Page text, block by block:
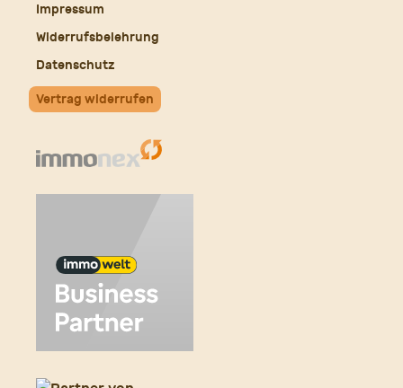
Impressum
Widerrufsbelehrung
Datenschutz
Vertrag widerrufen